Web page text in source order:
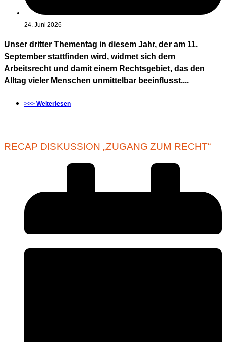
24. Juni 2026
Unser dritter Thementag in diesem Jahr, der am 11.
September stattfinden wird, widmet sich dem
Arbeitsrecht und damit einem Rechtsgebiet, das den
Alltag vieler Menschen unmittelbar beeinflusst....
>>> Weiterlesen
RECAP DISKUSSION „ZUGANG ZUM RECHT“